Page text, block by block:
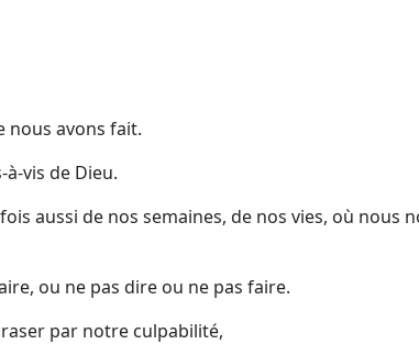
nous avons fait.
vis de Dieu.
aussi de nos semaines, de nos vies, où nous
ou ne pas dire ou ne pas faire.
par notre culpabilité,